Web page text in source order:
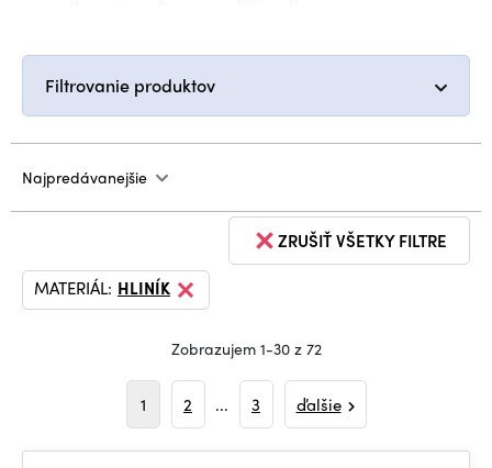
Filtrovanie produktov
Najpredávanejšie
ZRUŠIŤ VŠETKY FILTRE
MATERIÁL: HLINÍK
Zobrazujem 1-30 z 72
1 2 ... 3 ďalšie